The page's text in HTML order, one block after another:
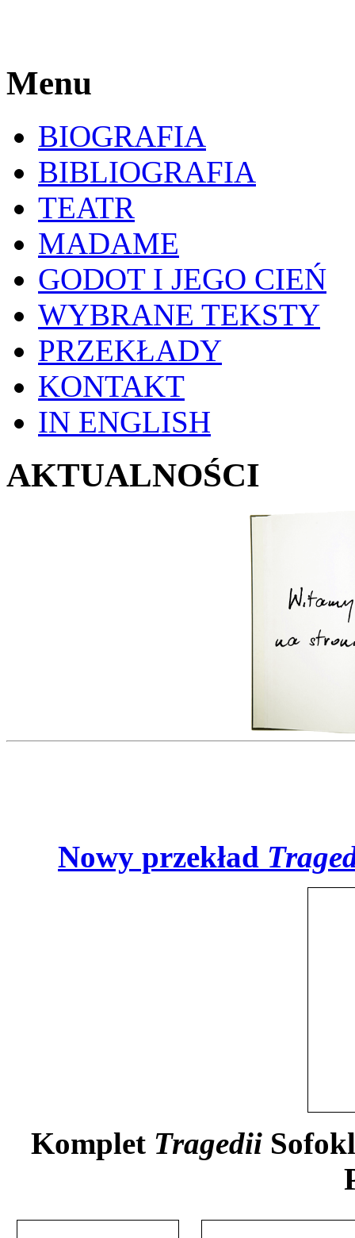
Menu
BIOGRAFIA
BIBLIOGRAFIA
TEATR
MADAME
GODOT I JEGO CIEŃ
WYBRANE TEKSTY
PRZEKŁADY
KONTAKT
IN ENGLISH
AKTUALNOŚCI
Nowy przekład
Komplet Tragedii